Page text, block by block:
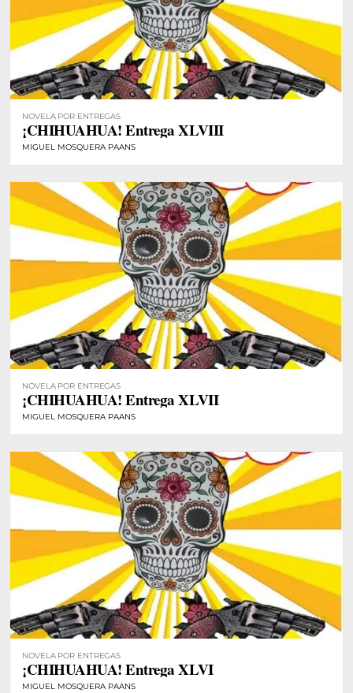
NOVELA POR ENTREGAS
¡CHIHUAHUA! Entrega XLVIII
MIGUEL MOSQUERA PAANS
NOVELA POR ENTREGAS
¡CHIHUAHUA! Entrega XLVII
MIGUEL MOSQUERA PAANS
NOVELA POR ENTREGAS
¡CHIHUAHUA! Entrega XLVI
MIGUEL MOSQUERA PAANS